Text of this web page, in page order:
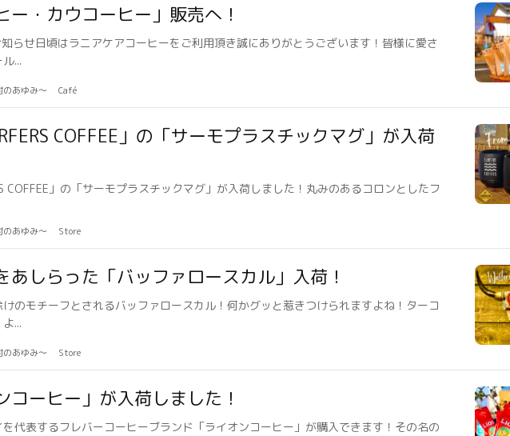
・カウコーヒー」販売へ！
らせ日頃はラニアケアコーヒーをご利用頂き誠にありがとうございます！皆様に愛さ
...
のあゆみ〜 Café
COFFEE」の「サーモプラスチックマグ」が入荷
COFFEE」の「サーモプラスチックマグ」が入荷しました！丸みのあるコロンとしたフ
のあゆみ〜 Store
あしらった「バッファロースカル」入荷！
のモチーフとされるバッファロースカル！何かグッと惹きつけられますよね！ターコ
...
のあゆみ〜 Store
コーヒー」が入荷しました！
代表するフレバーコーヒーブランド「ライオンコーヒー」が購入できます！その名の